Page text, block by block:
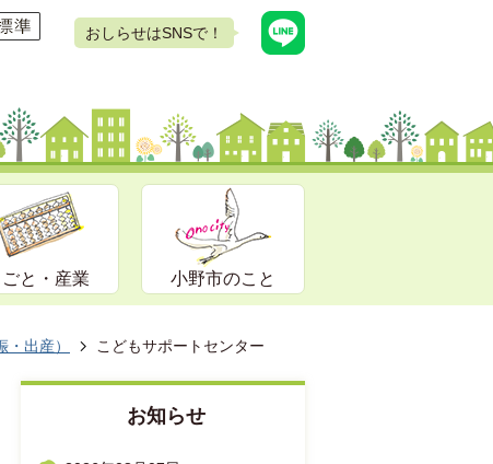
おしらせはSNSで！
ごと・産業 小野市のこと
出産） こどもサポートセンター
お知らせ